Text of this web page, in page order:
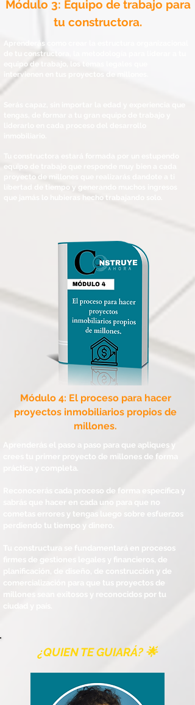
Módulo 3: Equipo de trabajo para
tu constructora.
Aprenderás como crear la estructura organizacional
de tu constructora, la metodología para liderar a tu
equipo de trabajo, los temas legales que
intervienen en tus proyectos de millones.
equipo de trabajo que responde muy bien a cada
proyecto de millones que realizarás dandote a ti
libertad de tiempo y generando muchos ingresos
que jamás lo hubieras hecho trabajando solo.
Módulo 4: El proceso para hacer
proyectos inmobiliarios propios de
millones.
Aprenderás el paso a paso para que apliques y
crees tu primer proyecto de millones de forma
Reconocerás cada proceso de forma específica y
sabrás que hacer en cada uno para que no
cometas errores y tengas luego sobre esfuerzos
perdiendo tu tiempo y dinero.
Tu constructura se fundamentará en procesos
firmes de gestiones legales y financieros, de
planificación, de diseño, de construcción y de
comercialización para que tus proyectos de
millones sean exitosos y reconocidos por tu
¿QUIEN TE GUIARÁ? 🌟